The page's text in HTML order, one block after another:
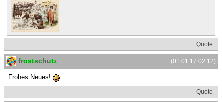
Quote
(01.01.17 02:12)
frostschutz
Frohes Neues!
Quote